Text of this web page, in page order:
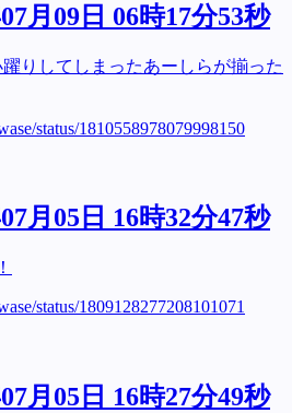
月09日 06時17分53秒
りしてしまったあーしらが揃った
status/1810558978079998150
月05日 16時32分47秒
status/1809128277208101071
月05日 16時27分49秒